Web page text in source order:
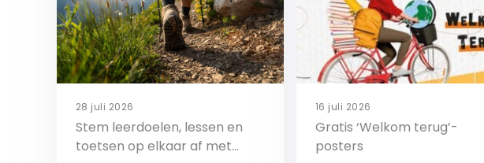
28 juli 2026
Stem leerdoelen, lessen en
toetsen op elkaar af met
16 juli 2026
Gratis ‘Welkom terug’-
posters